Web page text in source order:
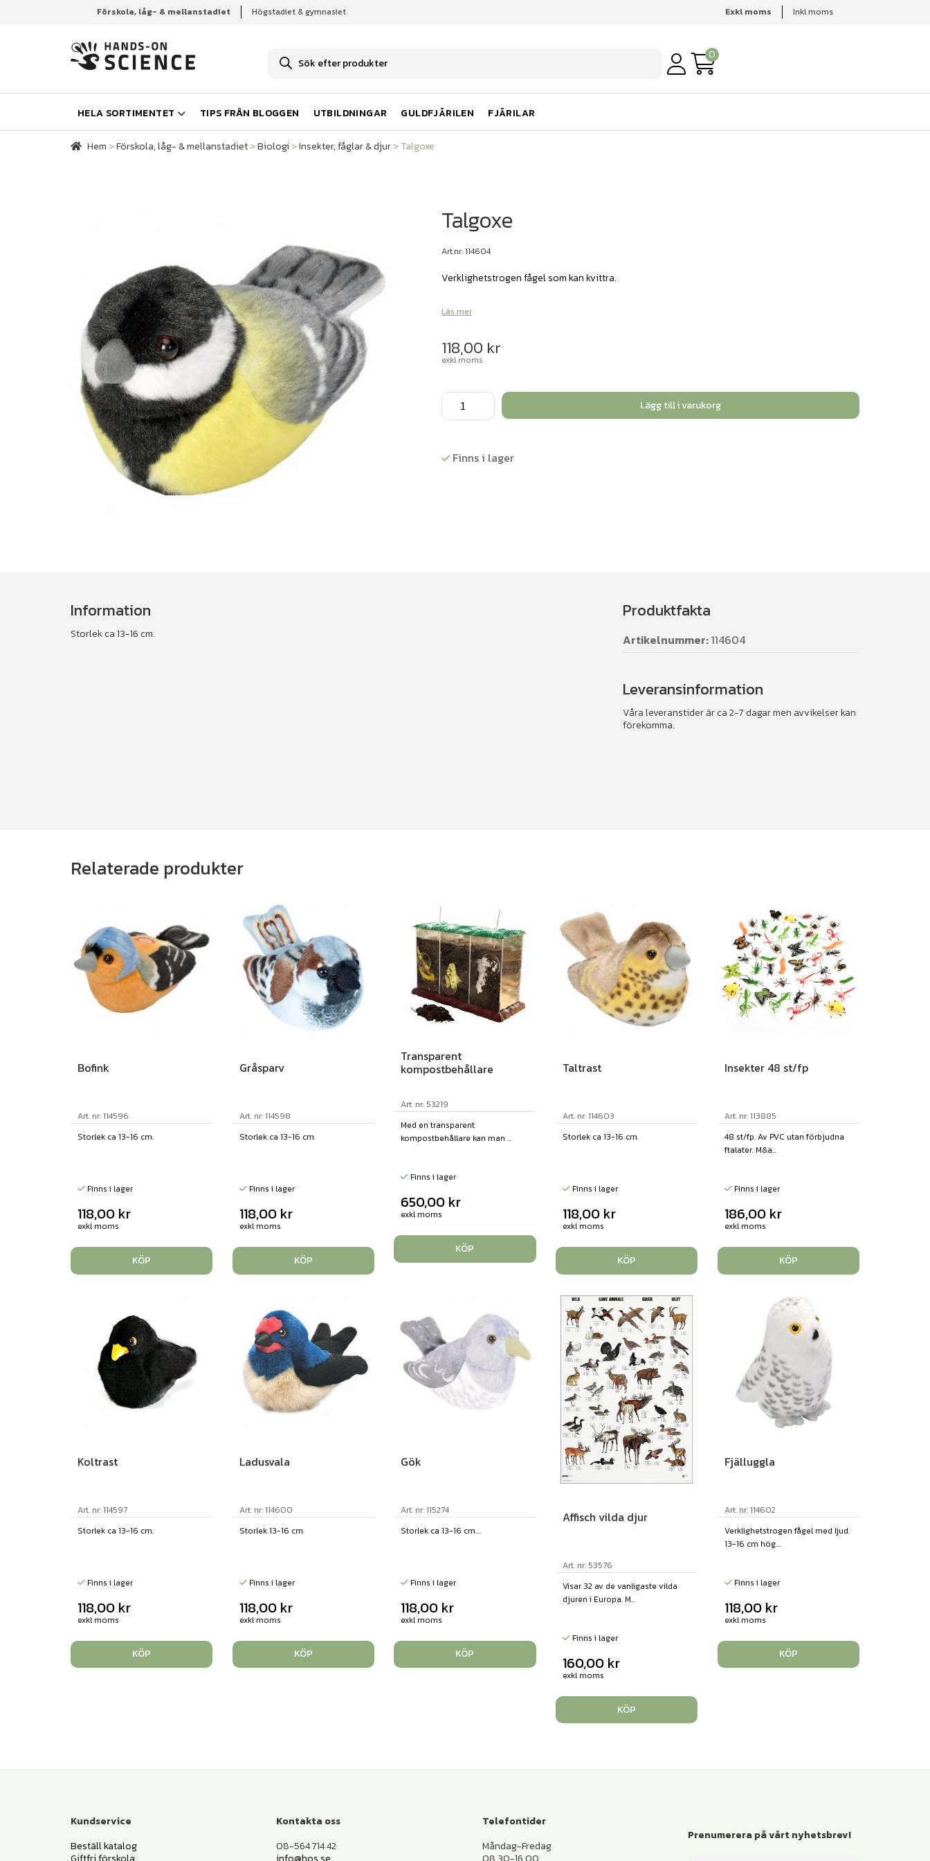
Förskola, låg- & mellanstadiet Högstadiet & gymnasiet Exkl moms Inkl moms
u
k
t
s
ö
k
0
HELA SORTIMENTET TIPS FRÅN BLOGGEN UTBILDNINGAR GULDFJÄRILEN FJÄRILAR
Hem Förskola, låg- & mellanstadiet Biologi Insekter, fåglar & djur
Hem >Förskola, låg- & mellanstadiet>Biologi >Insekter, fåglar & djur>Talgoxe
Talgoxe
Art.nr: 114604
Verklighetstrogen fågel som kan kvittra.
Läs mer
118,00 kr
exkl moms
Talgoxe
mängd
Lägg till i varukorg
Finns i lager
Information
Storlek ca 13-16 cm.
Produktfakta
Artikelnummer:114604
Leveransinformation
Våra leveranstider är ca 2-7 dagar men avvikelser kan
förekomma.
Relaterade produkter
Bofink
Art. nr: 114596
Storlek ca 13-16 cm.
Finns i lager
118,00 kr
exkl moms
KÖP
Gråsparv
Art. nr: 114598
Storlek ca 13-16 cm.
Finns i lager
118,00 kr
exkl moms
KÖP
Transparent
kompostbehållare
Art. nr: 53219
Med en transparent
kompostbehållare kan man ...
Finns i lager
650,00 kr
exkl moms
KÖP
Taltrast
Art. nr: 114603
Storlek ca 13-16 cm.
Finns i lager
118,00 kr
exkl moms
KÖP
Insekter 48 st/fp
Art. nr: 113885
48 st/fp. Av PVC utan förbjudna
ftalater. M&a...
Finns i lager
186,00 kr
exkl moms
KÖP
Koltrast
Art. nr: 114597
Storlek ca 13-16 cm.
Finns i lager
118,00 kr
exkl moms
KÖP
Ladusvala
Art. nr: 114600
Storlek 13-16 cm.
Finns i lager
118,00 kr
exkl moms
KÖP
Gök
Art. nr: 115274
Storlek ca 13-16 cm....
Finns i lager
118,00 kr
exkl moms
KÖP
Affisch vilda djur
Art. nr: 53576
Visar 32 av de vanligaste vilda
djuren i Europa. M...
Finns i lager
160,00 kr
exkl moms
KÖP
Fjälluggla
Art. nr: 114602
Verklighetstrogen fågel med ljud.
13-16 cm hög....
Finns i lager
118,00 kr
exkl moms
KÖP
Kundservice
Beställ katalog
Kontakta oss
08-564 714 42
Telefontider
Måndag-Fredag
Prenumerera på vårt nyhetsbrev!